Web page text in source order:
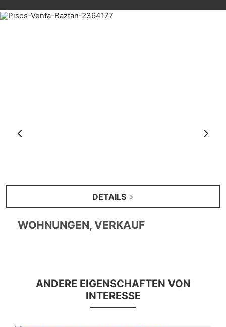
DETAILS
WOHNUNGEN, VERKAUF
ANDERE EIGENSCHAFTEN VON
INTERESSE